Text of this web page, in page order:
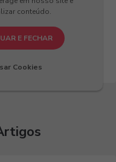
nariz? Dicas
e estilo com
conteúdo.
E FECHAR
Cookies